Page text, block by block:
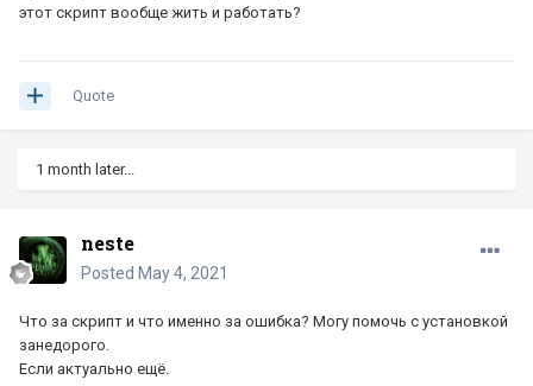
этот скрипт вообще жить и работать?
Quote
1 month later...
neste
Posted May 4, 2021
Что за скрипт и что именно за ошибка? Могу помочь с установкой
занедорого.
Если актуально ещё.